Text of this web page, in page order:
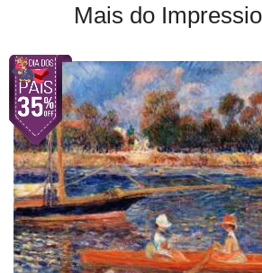
Mais do